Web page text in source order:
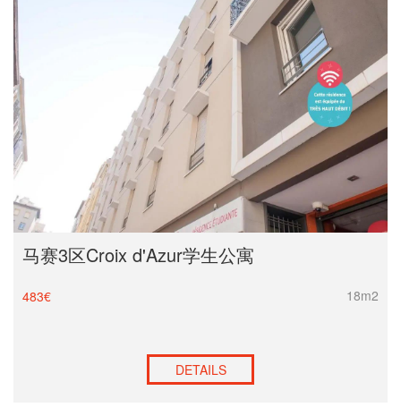
马赛3区Croix d'Azur学生公寓
483€ 18m2
DETAILS